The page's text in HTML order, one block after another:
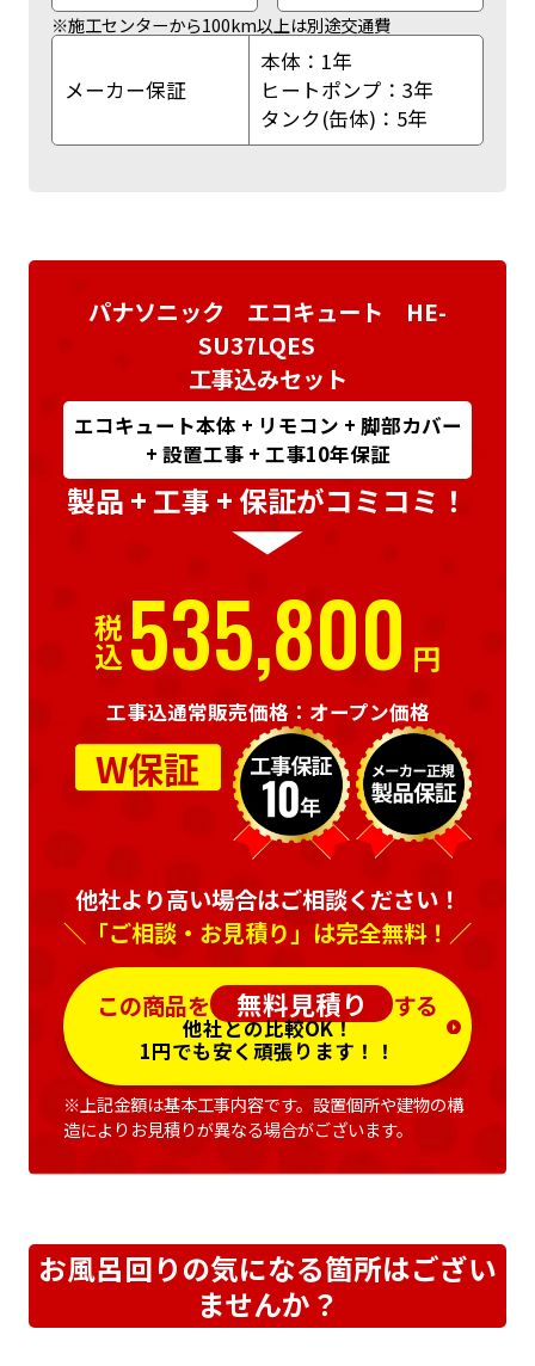
※施工センターから100km以上は別途交通費
メーカー保証
本体：1年
ヒートポンプ：3年
タンク(缶体)：5年
パナソニック エコキュート HE-
SU37LQES
工事込みセット
エコキュート本体 + リモコン + 脚部カバー
+ 設置工事 + 工事10年保証
製品 + 工事 + 保証がコミコミ！
W保証
税込535,800 円
工事込通常販売価格：オープン価格
他社より高い場合はご相談ください！
＼「ご相談・お見積り」は完全無料！／
この商品を 無料見積り する
他社との比較OK！
1円でも安く頑張ります！！
※上記金額は基本工事内容です。設置個所や建物の構
造によりお見積りが異なる場合がございます。
お風呂回りの気になる箇所はござい
ませんか？